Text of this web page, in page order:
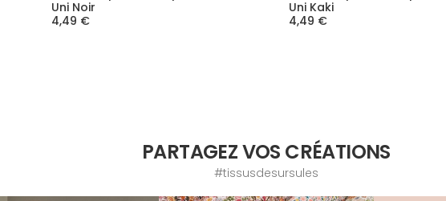
Uni Noir
4,49 €
Uni Kaki
4,49 €
PARTAGEZ VOS CRÉATIONS
#tissusdesursules